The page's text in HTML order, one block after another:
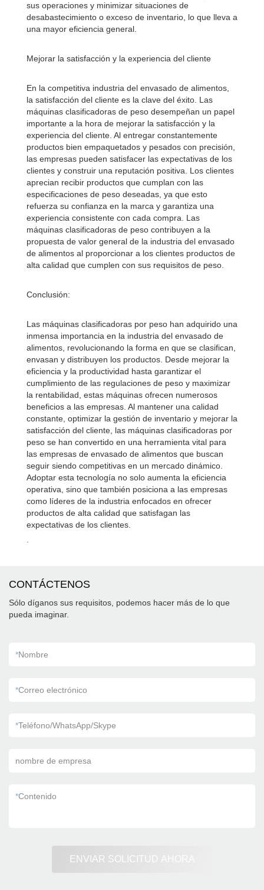
sus operaciones y minimizar situaciones de
desabastecimiento o exceso de inventario, lo que lleva a
una mayor eficiencia general.
Mejorar la satisfacción y la experiencia del cliente
En la competitiva industria del envasado de alimentos,
la satisfacción del cliente es la clave del éxito. Las
máquinas clasificadoras de peso desempeñan un papel
importante a la hora de mejorar la satisfacción y la
experiencia del cliente. Al entregar constantemente
productos bien empaquetados y pesados ​​con precisión,
las empresas pueden satisfacer las expectativas de los
clientes y construir una reputación positiva. Los clientes
aprecian recibir productos que cumplan con las
especificaciones de peso deseadas, ya que esto
refuerza su confianza en la marca y garantiza una
experiencia consistente con cada compra. Las
máquinas clasificadoras de peso contribuyen a la
propuesta de valor general de la industria del envasado
de alimentos al proporcionar a los clientes productos de
alta calidad que cumplen con sus requisitos de peso.
Conclusión:
Las máquinas clasificadoras por peso han adquirido una
inmensa importancia en la industria del envasado de
alimentos, revolucionando la forma en que se clasifican,
envasan y distribuyen los productos. Desde mejorar la
eficiencia y la productividad hasta garantizar el
cumplimiento de las regulaciones de peso y maximizar
la rentabilidad, estas máquinas ofrecen numerosos
beneficios a las empresas. Al mantener una calidad
constante, optimizar la gestión de inventario y mejorar la
satisfacción del cliente, las máquinas clasificadoras por
peso se han convertido en una herramienta vital para
las empresas de envasado de alimentos que buscan
seguir siendo competitivas en un mercado dinámico.
Adoptar esta tecnología no solo aumenta la eficiencia
operativa, sino que también posiciona a las empresas
como líderes de la industria enfocados en ofrecer
productos de alta calidad que satisfagan las
expectativas de los clientes.
CONTÁCTENOS
Sólo díganos sus requisitos, podemos hacer más de lo que
pueda imaginar.
*Nombre
*Correo electrónico
*Teléfono/WhatsApp/Skype
nombre de empresa
*Contenido
ENVIAR SOLICITUD AHORA